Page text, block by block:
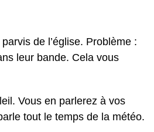
de l’église. Problème :
leur bande. Cela vous
Vous en parlerez à vos
tout le temps de la météo.